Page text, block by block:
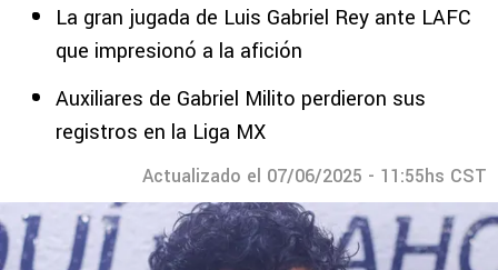
La gran jugada de Luis Gabriel Rey ante LAFC
que impresionó a la afición
Auxiliares de Gabriel Milito perdieron sus
registros en la Liga MX
Actualizado el 07/06/2025 - 11:55hs CST